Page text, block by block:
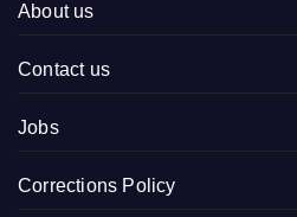
About us
Contact us
Jobs
Corrections Policy